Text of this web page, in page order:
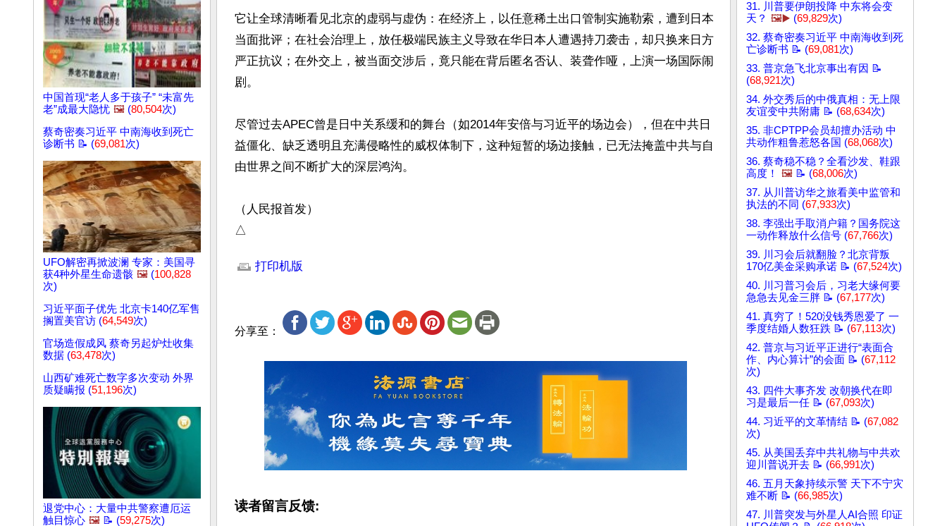
中国首现“老人多于孩子” “未富先
老”成最大隐忧 🖼️ (80,504次)
蔡奇密奏习近平 中南海收到死亡
诊断书 📝 (69,081次)
UFO解密再掀波澜 专家：美国寻
获4种外星生命遗骸 🖼️ (100,828
次)
习近平面子优先 北京卡140亿军售
搁置美官访 (64,549次)
官场造假成风 蔡奇另起炉灶收集
数据 (63,478次)
山西矿难死亡数字多次变动 外界
质疑瞒报 (51,196次)
退党中心：大量中共警察遭厄运
触目惊心 🖼️ 📝 (59,275次)
它让全球清晰看见北京的虚弱与虚伪：在经济上，以任意稀土出口管制实施勒索，遭到日本
当面批评；在社会治理上，放任极端民族主义导致在华日本人遭遇持刀袭击，却只换来日方
严正抗议；在外交上，被当面交涉后，竟只能在背后匿名否认、装聋作哑，上演一场国际闹
剧。
尽管过去APEC曾是日中关系缓和的舞台（如2014年安倍与习近平的场边会），但在中共日
益僵化、缺乏透明且充满侵略性的威权体制下，这种短暂的场边接触，已无法掩盖中共与自
由世界之间不断扩大的深层鸿沟。
（人民报首发）
△
打印机版
分享至：
读者留言反馈:
31. 川普要伊朗投降 中东将会变
天？ 🖼️▶️ (69,829次)
32. 蔡奇密奏习近平 中南海收到死
亡诊断书 📝 (69,081次)
33. 普京急飞北京事出有因 📝
(68,921次)
34. 外交秀后的中俄真相：无上限
友谊变中共附庸 📝 (68,634次)
35. 非CPTPP会员却擅办活动 中
共动作粗鲁惹怒各国 (68,068次)
36. 蔡奇稳不稳？全看沙发、鞋跟
高度！
🖼️ 📝 (68,006次)
37. 从川普访华之旅看美中监管和
执法的不同 (67,933次)
38. 李强出手取消户籍？国务院这
一动作释放什么信号 (67,766次)
39. 川习会后就翻脸？北京背叛
170亿美金采购承诺 📝 (67,524次)
40. 川习普习会后，习老大缘何要
急急去见金三胖 📝 (67,177次)
41. 真穷了！520没钱秀恩爱了 一
季度结婚人数狂跌 📝 (67,113次)
42. 普京与习近平正进行“表面合
作、内心算计”的会面 📝 (67,112
次)
43. 四件大事齐发 改朝换代在即
习是最后一任 📝 (67,093次)
44. 习近平的文革情结 📝 (67,082
次)
45. 从美国丢弃中共礼物与中共欢
迎川普说开去 📝 (66,991次)
46. 五月天象持续示警 天下不宁灾
难不断 📝 (66,985次)
47. 川普突发与外星人AI合照 印证